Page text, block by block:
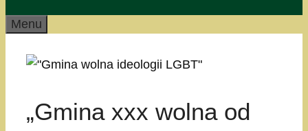
Menu
„Gmina xxx wolna od